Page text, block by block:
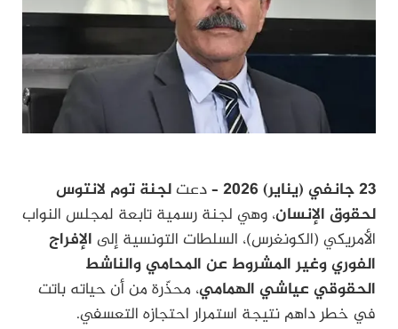
23 جانفي (يناير) 2026 – دعتلجنة توم لانتوس
لحقوق الإنسان، وهي لجنة رسمية تابعة لمجلس النواب
الأمريكي (الكونغرس)، السلطات التونسية إلى الإفراج
الفوري وغير المشروط عن المحامي والناشط
الحقوقي عياشي الهمامي، محذّرة من أن حياته باتت
في خطر داهم نتيجة استمرار احتجازه التعسفي.